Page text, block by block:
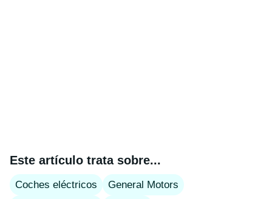
Este artículo trata sobre...
Coches eléctricos
General Motors